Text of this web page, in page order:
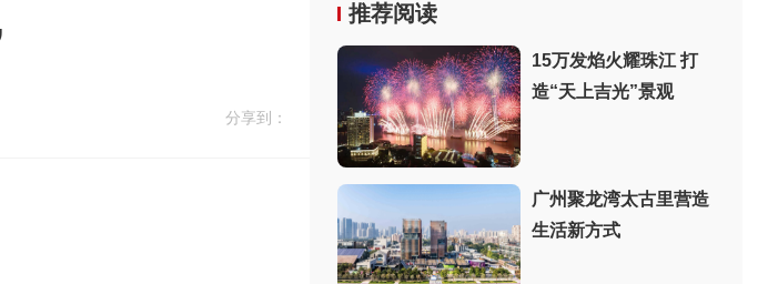
分享到：
推荐阅读
15万发焰火耀珠江 打
造“天上吉光”景观
广州聚龙湾太古里营造
生活新方式